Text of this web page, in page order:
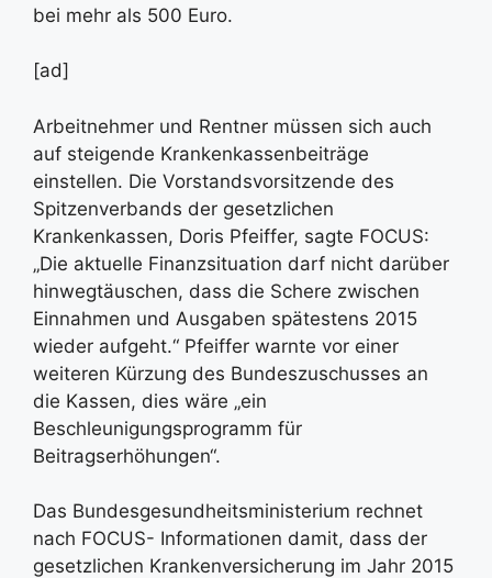
bei mehr als 500 Euro.
[ad]
Arbeitnehmer und Rentner müssen sich auch
auf steigende Krankenkassenbeiträge
einstellen. Die Vorstandsvorsitzende des
Spitzenverbands der gesetzlichen
Krankenkassen, Doris Pfeiffer, sagte FOCUS:
„Die aktuelle Finanzsituation darf nicht darüber
hinwegtäuschen, dass die Schere zwischen
Einnahmen und Ausgaben spätestens 2015
wieder aufgeht.“ Pfeiffer warnte vor einer
weiteren Kürzung des Bundeszuschusses an
die Kassen, dies wäre „ein
Beschleunigungsprogramm für
Beitragserhöhungen“.
Das Bundesgesundheitsministerium rechnet
nach FOCUS- Informationen damit, dass der
gesetzlichen Krankenversicherung im Jahr 2015